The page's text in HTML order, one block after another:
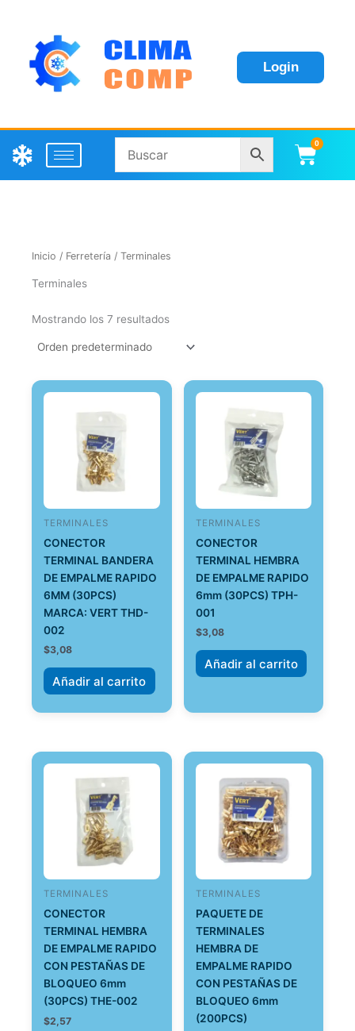
Login
0
Inicio / Ferretería / Terminales
Terminales
Mostrando los 7 resultados
TERMINALES
CONECTOR
TERMINAL BANDERA
DE EMPALME RAPIDO
6MM (30PCS)
MARCA: VERT THD-
002
$3,08
Añadir al carrito
TERMINALES
CONECTOR
TERMINAL HEMBRA
DE EMPALME RAPIDO
6mm (30PCS) TPH-
001
$3,08
Añadir al carrito
TERMINALES
CONECTOR
TERMINAL HEMBRA
DE EMPALME RAPIDO
CON PESTAÑAS DE
BLOQUEO 6mm
(30PCS) THE-002
$2,57
TERMINALES
PAQUETE DE
TERMINALES
HEMBRA DE
EMPALME RAPIDO
CON PESTAÑAS DE
BLOQUEO 6mm
(200PCS)